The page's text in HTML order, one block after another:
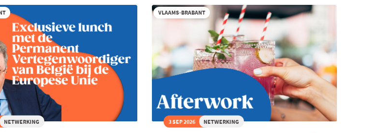
NETWERKING
VLAAMS-BRABANT
3 SEP 2026 NETWERKING